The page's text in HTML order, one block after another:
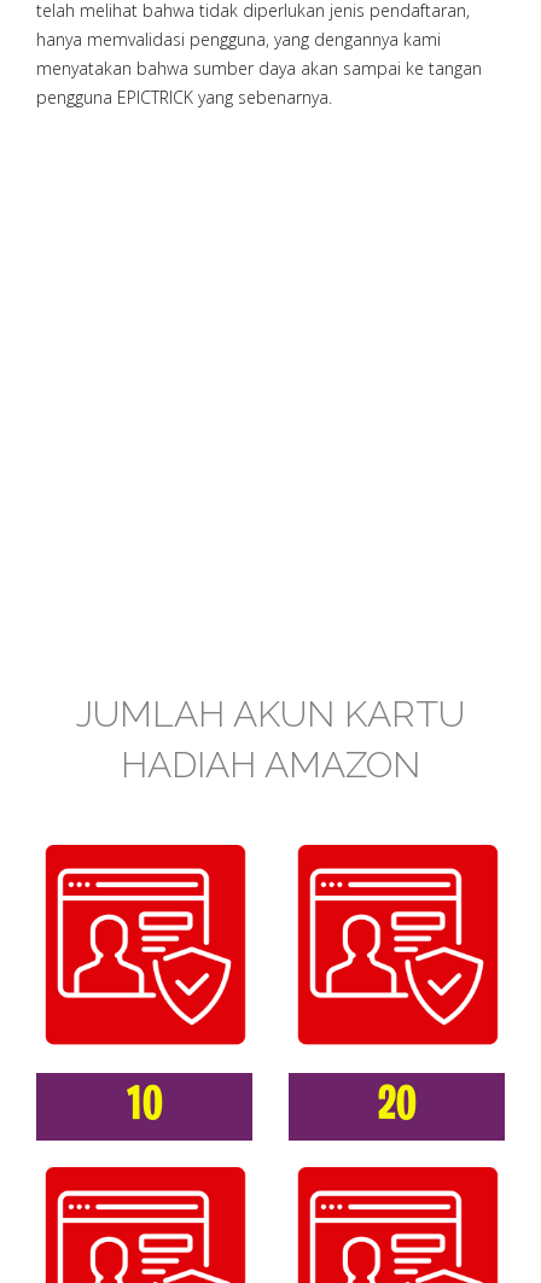
telah melihat bahwa tidak diperlukan jenis pendaftaran,
hanya memvalidasi pengguna, yang dengannya kami
menyatakan bahwa sumber daya akan sampai ke tangan
pengguna EPICTRICK yang sebenarnya.
JUMLAH AKUN KARTU
HADIAH AMAZON
10 20